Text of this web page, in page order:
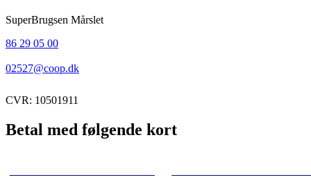
SuperBrugsen Mårslet
86 29 05 00
02527@coop.dk
CVR: 10501911
Betal med følgende kort